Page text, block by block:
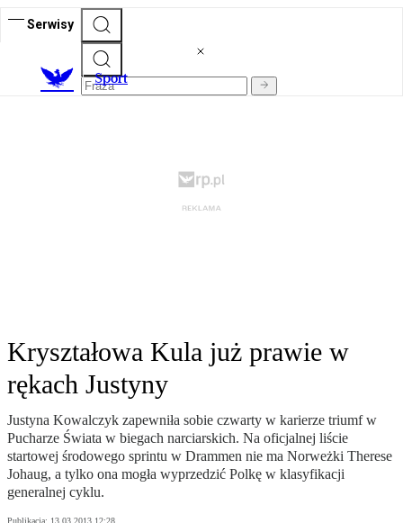
Serwisy
Sport
Kryształowa Kula już prawie w
rękach Justyny
Justyna Kowalczyk zapewniła sobie czwarty w karierze triumf w
Pucharze Świata w biegach narciarskich. Na oficjalnej liście
startowej środowego sprintu w Drammen nie ma Norweżki Therese
Johaug, a tylko ona mogła wyprzedzić Polkę w klasyfikacji
generalnej cyklu.
Publikacja: 13.03.2013 12:28